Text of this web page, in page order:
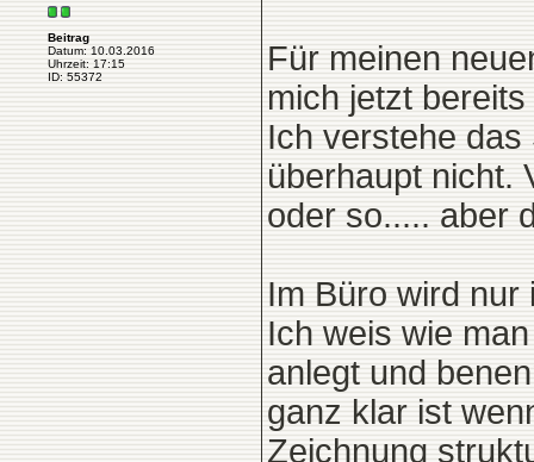
Beitrag
Datum: 10.03.2016
Uhrzeit: 17:15
ID: 55372
Für meinen
mich jetzt
Ich verstehe das
überhaupt nicht.
oder so..... aber
Im Büro wird nur
Ich weis wie
anlegt und
ganz klar ist
Zeichnung